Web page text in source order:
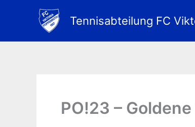
Tennisabteilung FC
PO!23 –